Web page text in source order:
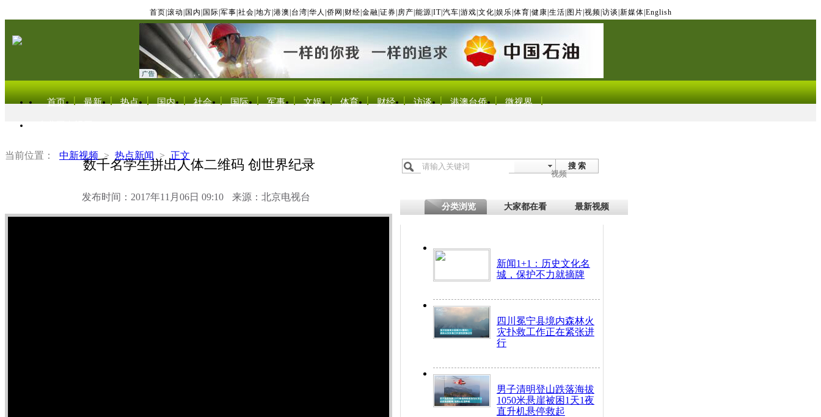
首页 滚动 国内 国际 军事 社会 地方 港澳 台湾 华人 侨网 财经 金融 证券 房产 能源 IT| 汽车 游戏 文化 娱乐 体育 健康 生活 图片 视频 访谈 新媒体 English
首页 最新 热点 国内 社会 国际 军事 文娱 体育 财经 访谈 港澳台侨 微视界
当前位置： 中新视频 > 热点新闻 > 正文
数千名学生拼出人体二维码 创世界纪录
发布时间：2017年11月06日 09:10 来源：北京电视台
搜 索
视频
分类浏览 大家都在看 最新视频
新闻1+1：历史文化名
城，保护不力就摘牌
四川冕宁县境内森林火
灾扑救工作正在紧张进
行
男子清明登山跌落海拔
1050米悬崖被困1天1夜
直升机悬停救起